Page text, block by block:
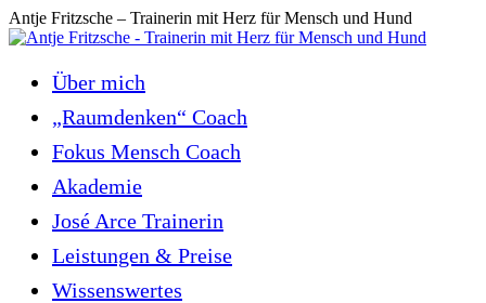
Zum
Inhalt
Antje Fritzsche – Trainerin mit Herz für Mensch und Hund
Über mich
„Raumdenken“ Coach
Fokus Mensch Coach
Akademie
José Arce Trainerin
Leistungen & Preise
Wissenswertes